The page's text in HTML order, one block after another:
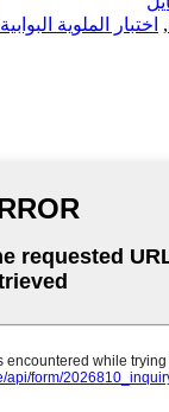
, اختبار الملوية البوابية